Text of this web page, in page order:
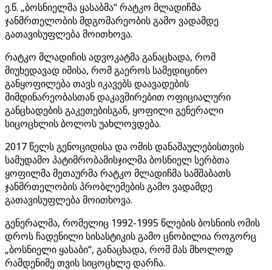
ე.წ. „ბოსნიელმა ყასაბმა“ რატკო მლადიჩმა
ჯანმრთელობის მდგომარეობის გამო ვადამდე
გათავისუფლება მოითხოვა.
რატკო მლადიჩის ადვოკატმა განაცხადა, რომ
მიუხედავად იმისა, რომ გაეროს სამედიცინო
განყოფილება თავს იკავებს დაავადების
მიმდინარეობასთან დაკავშირებით ოფიციალური
განცხადების გაკეთებისგან, ყოფილი გენერალი
სიცოცხლის ბოლოს უახლოვდება.
2017 წელს გენოციდისა და ომის დანაშაულებისთვის
სამუდამო პატიმრობამისჯილმა ბოსნიელ სერბთა
ყოფილმა მეთაურმა რატკო მლადიჩმა სამშაბათს
ჯანმრთელობის პრობლემების გამო ვადამდე
გათავისუფლება მოითხოვა.
გენერალმა, რომელიც 1992-1995 წლების ბოსნიის ომის
დროს ჩადენილი სისასტიკის გამო ცნობილია როგორც
„ბოსნიელი ყასაბი“, განაცხადა, რომ მას მხოლოდ
რამდენიმე თვის სიცოცხლე დარჩა.